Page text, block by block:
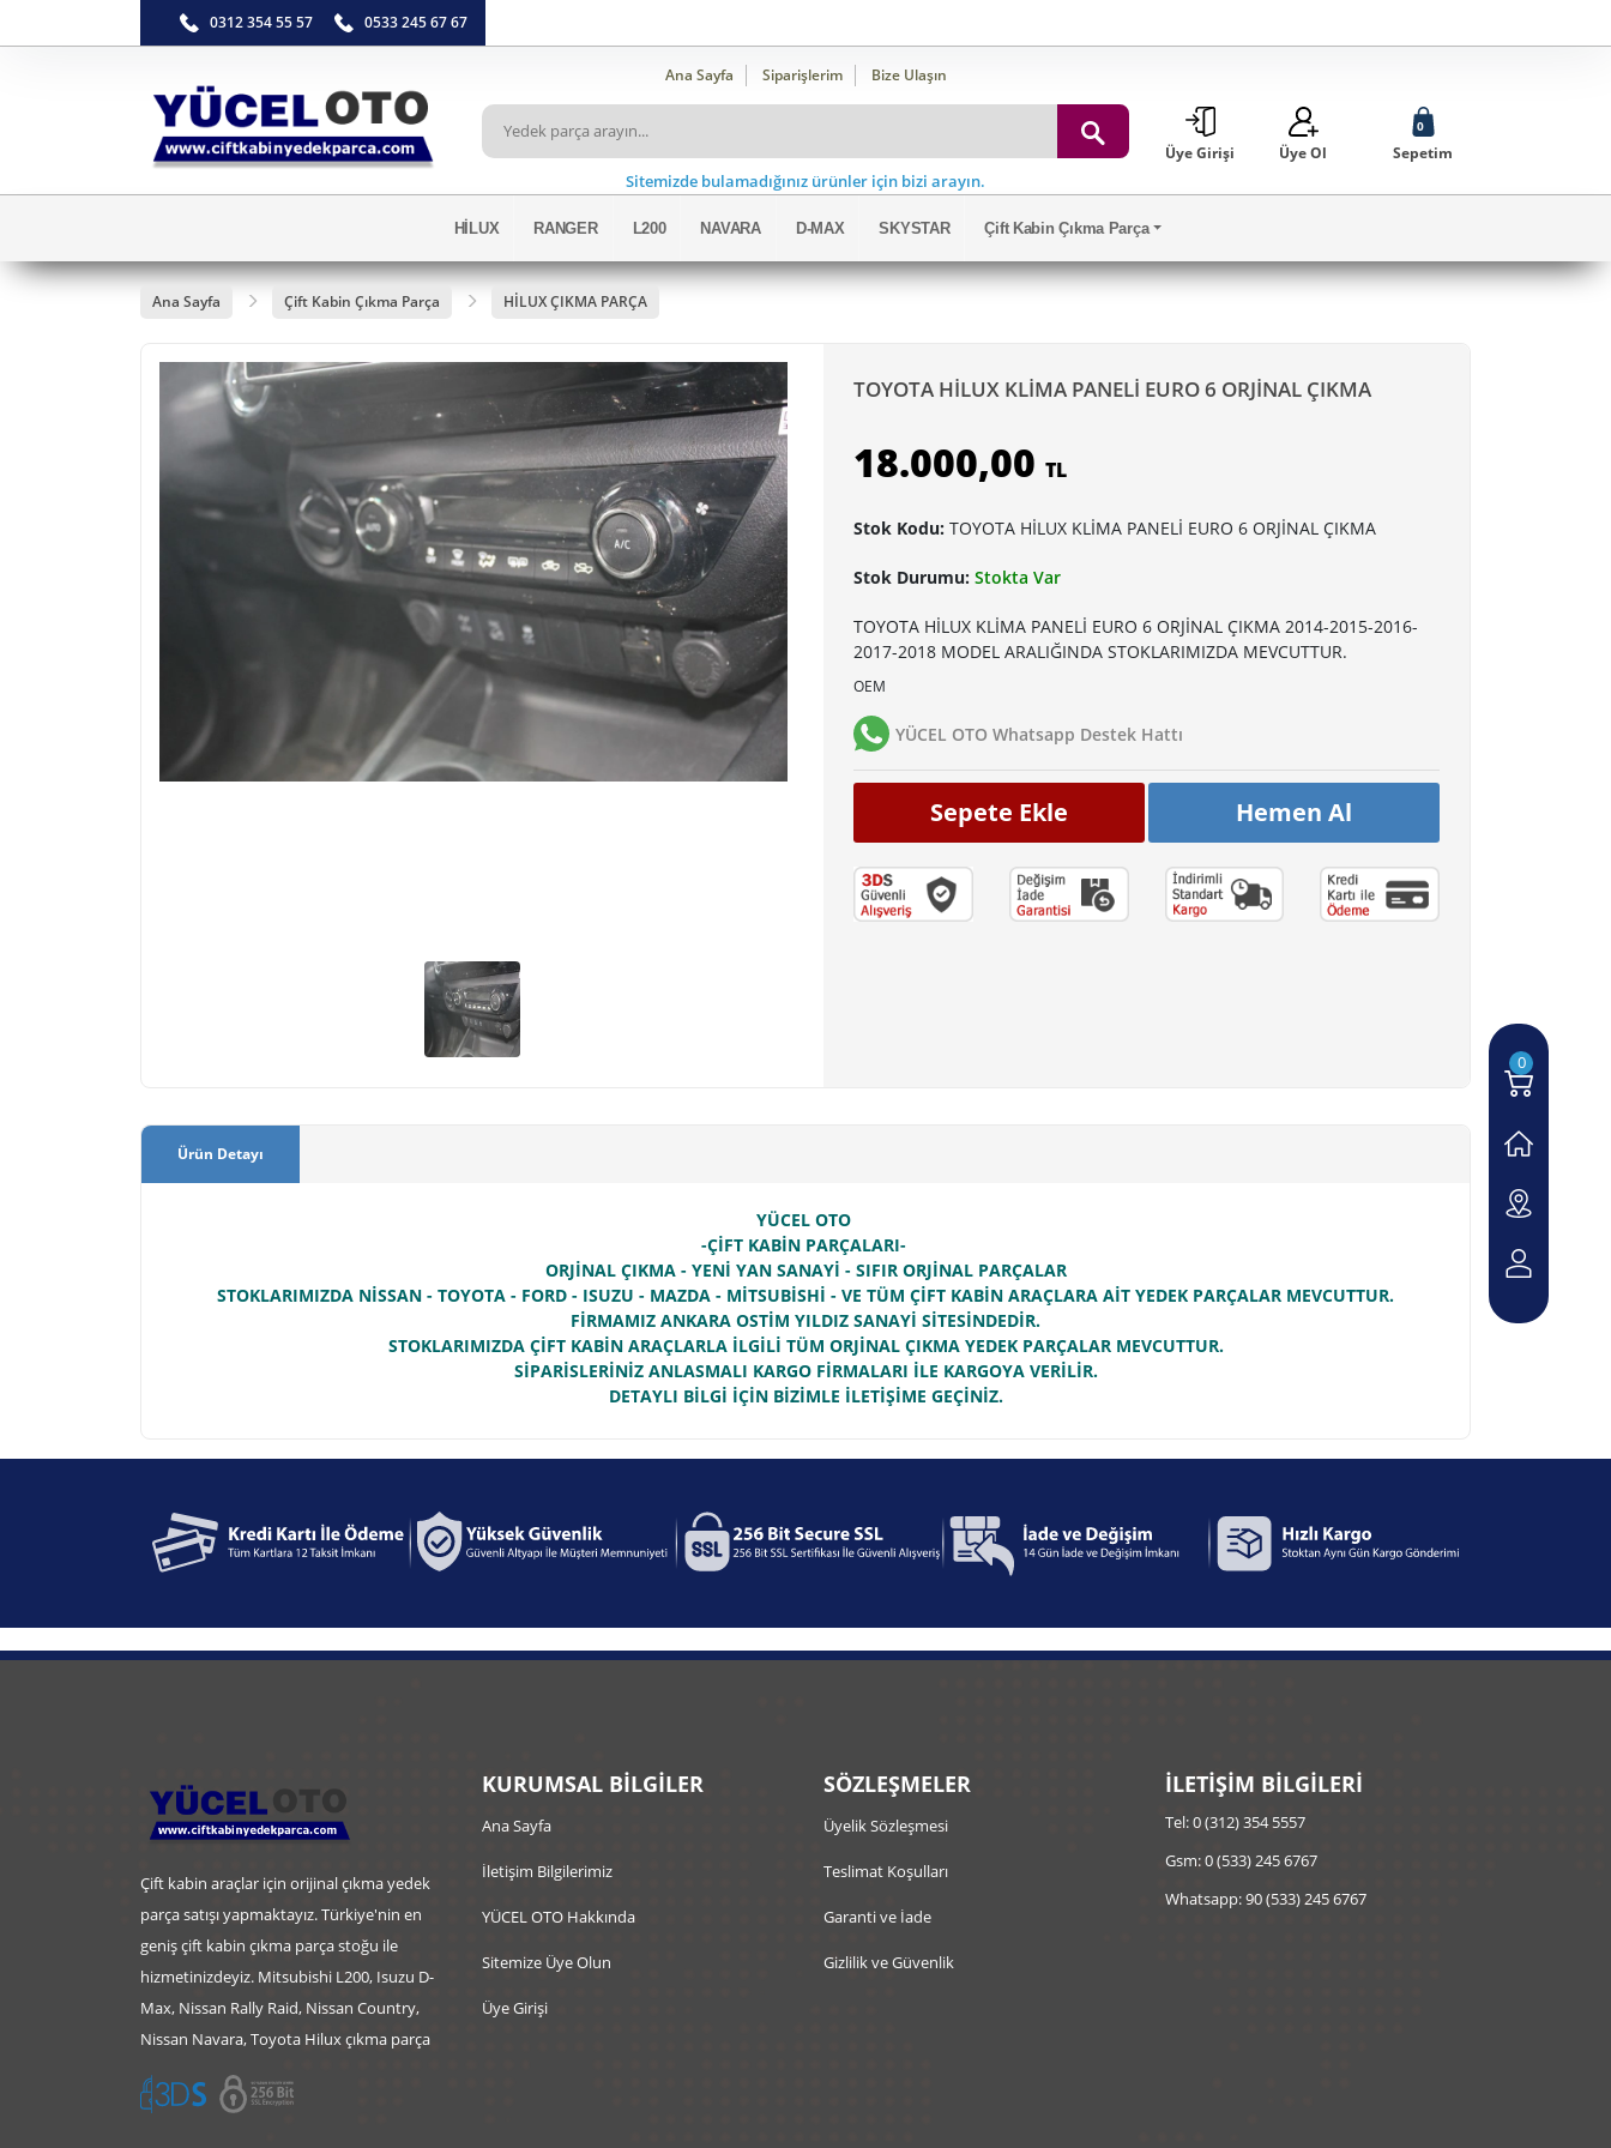
0312 354 55 57 0533 245 67 67
Ana Sayfa Siparişlerim Bize Ulaşın
Sitemizde bulamadığınız ürünler için bizi arayın.
Üye Girişi Üye Ol
0
Sepetim
HİLUX RANGER L200 NAVARA D-MAX SKYSTAR Çift Kabin Çıkma Parça
Ana Sayfa Çift Kabin Çıkma Parça HİLUX ÇIKMA PARÇA
TOYOTA HİLUX KLİMA PANELİ EURO 6 ORJİNAL ÇIKMA
18.000,00 TL
Stok Kodu: TOYOTA HİLUX KLİMA PANELİ EURO 6 ORJİNAL ÇIKMA
Stok Durumu: Stokta Var
TOYOTA HİLUX KLİMA PANELİ EURO 6 ORJİNAL ÇIKMA 2014-2015-2016-
2017-2018 MODEL ARALIĞINDA STOKLARIMIZDA MEVCUTTUR.
OEM
YÜCEL OTO Whatsapp Destek Hattı
Sepete Ekle Hemen Al
Ürün Detayı
YÜCEL OTO
-ÇİFT KABİN PARÇALARI-
ORJİNAL ÇIKMA - YENİ YAN SANAYİ - SIFIR ORJİNAL PARÇALAR
STOKLARIMIZDA NİSSAN - TOYOTA - FORD - ISUZU - MAZDA - MİTSUBİSHİ - VE TÜM ÇİFT KABİN ARAÇLARA AİT YEDEK PARÇALAR MEVCUTTUR.
FİRMAMIZ ANKARA OSTİM YILDIZ SANAYİ SİTESİNDEDİR.
STOKLARIMIZDA ÇİFT KABİN ARAÇLARLA İLGİLİ TÜM ORJİNAL ÇIKMA YEDEK PARÇALAR MEVCUTTUR.
SİPARİSLERİNİZ ANLASMALI KARGO FİRMALARI İLE KARGOYA VERİLİR.
DETAYLI BİLGİ İÇİN BİZİMLE İLETİŞİME GEÇİNİZ.
0
Çift kabin araçlar için orijinal çıkma yedek
parça satışı yapmaktayız. Türkiye'nin en
geniş çift kabin çıkma parça stoğu ile
hizmetinizdeyiz. Mitsubishi L200, Isuzu D-
Max, Nissan Rally Raid, Nissan Country,
Nissan Navara, Toyota Hilux çıkma parça
KURUMSAL BİLGİLER
Ana Sayfa
İletişim Bilgilerimiz
YÜCEL OTO Hakkında
Sitemize Üye Olun
Üye Girişi
SÖZLEŞMELER
Üyelik Sözleşmesi
Teslimat Koşulları
Garanti ve İade
Gizlilik ve Güvenlik
İLETİŞİM BİLGİLERİ
Tel: 0 (312) 354 5557
Gsm: 0 (533) 245 6767
Whatsapp: 90 (533) 245 6767